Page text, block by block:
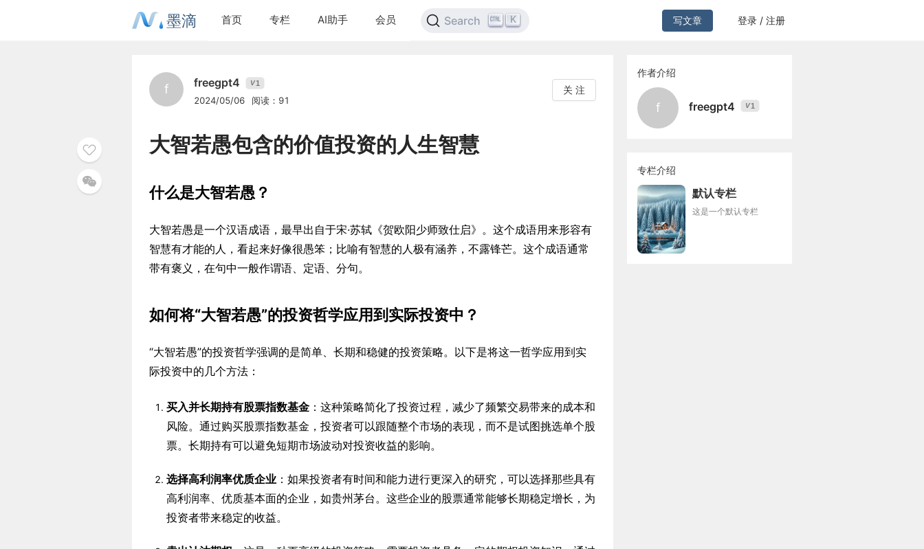
墨滴 首页 专栏 AI助手 会员 Search K 写文章 登录 / 注册
f freegpt4 V1
2024/05/06 阅读：91
关 注
大智若愚包含的价值投资的人生智慧
什么是大智若愚？
大智若愚是一个汉语成语，最早出自于宋·苏轼《贺欧阳少师致仕启》。这个成语用来形容有
智慧有才能的人，看起来好像很愚笨；比喻有智慧的人极有涵养，不露锋芒。这个成语通常
带有褒义，在句中一般作谓语、定语、分句。
如何将“大智若愚”的投资哲学应用到实际投资中？
“大智若愚”的投资哲学强调的是简单、长期和稳健的投资策略。以下是将这一哲学应用到实
际投资中的几个方法：
买入并长期持有股票指数基金 ：这种策略简化了投资过程，减少了频繁交易带来的成本和
风险。通过购买股票指数基金，投资者可以跟随整个市场的表现，而不是试图挑选单个股
票。长期持有可以避免短期市场波动对投资收益的影响。
选择高利润率优质企业 ：如果投资者有时间和能力进行更深入的研究，可以选择那些具有
高利润率、优质基本面的企业，如贵州茅台。这些企业的股票通常能够长期稳定增长，为
投资者带来稳定的收益。
作者介绍
f freegpt4 V1
专栏介绍
默认专栏
这是一个默认专栏